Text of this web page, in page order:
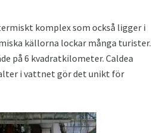
komplex som också ligger i
källorna lockar många turister.
på 6 kvadratkilometer. Caldea
i vattnet gör det unikt för